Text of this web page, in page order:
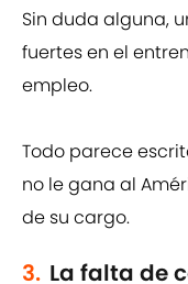
Sin duda alguna,
fuertes en el
empleo.
Todo parece
no le gana al
de su cargo.
3. La falta de